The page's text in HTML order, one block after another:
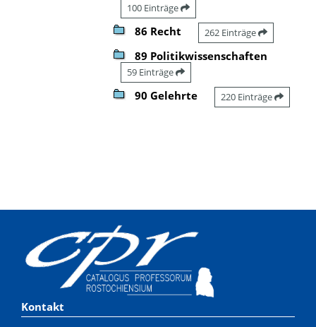
100 Einträge
86 Recht 262 Einträge
89 Politikwissenschaften
59 Einträge
90 Gelehrte 220 Einträge
Kontakt